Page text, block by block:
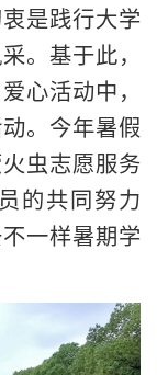
是践行大学
。基于此，
心活动中，
。今年暑假
虫志愿服务
的共同努力
一样暑期学